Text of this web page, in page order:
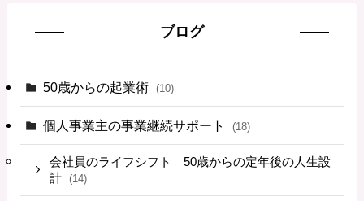
ブログ
50歳からの起業術 (10)
個人事業主の事業継続サポート (18)
会社員のライフシフト 50歳からの定年後の人生設
計
(14)